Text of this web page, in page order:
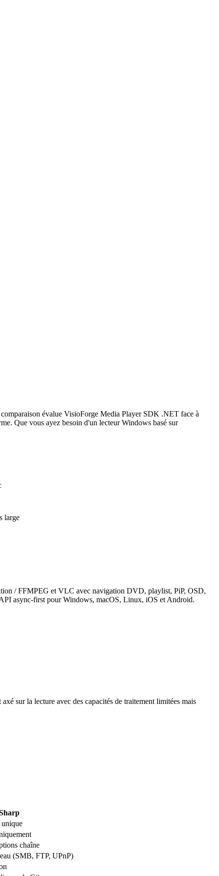
évalue VisioForge Media Player SDK .NET face à
Que vous ayez besoin d'un lecteur Windows basé sur
large
/ FFMPEG et VLC avec navigation DVD, playlist, PiP, OSD,
async-first pour Windows, macOS, Linux, iOS et Android.
sur la lecture avec des capacités de traitement limitées mais
chaîne
(SMB, FTP, UPnP)